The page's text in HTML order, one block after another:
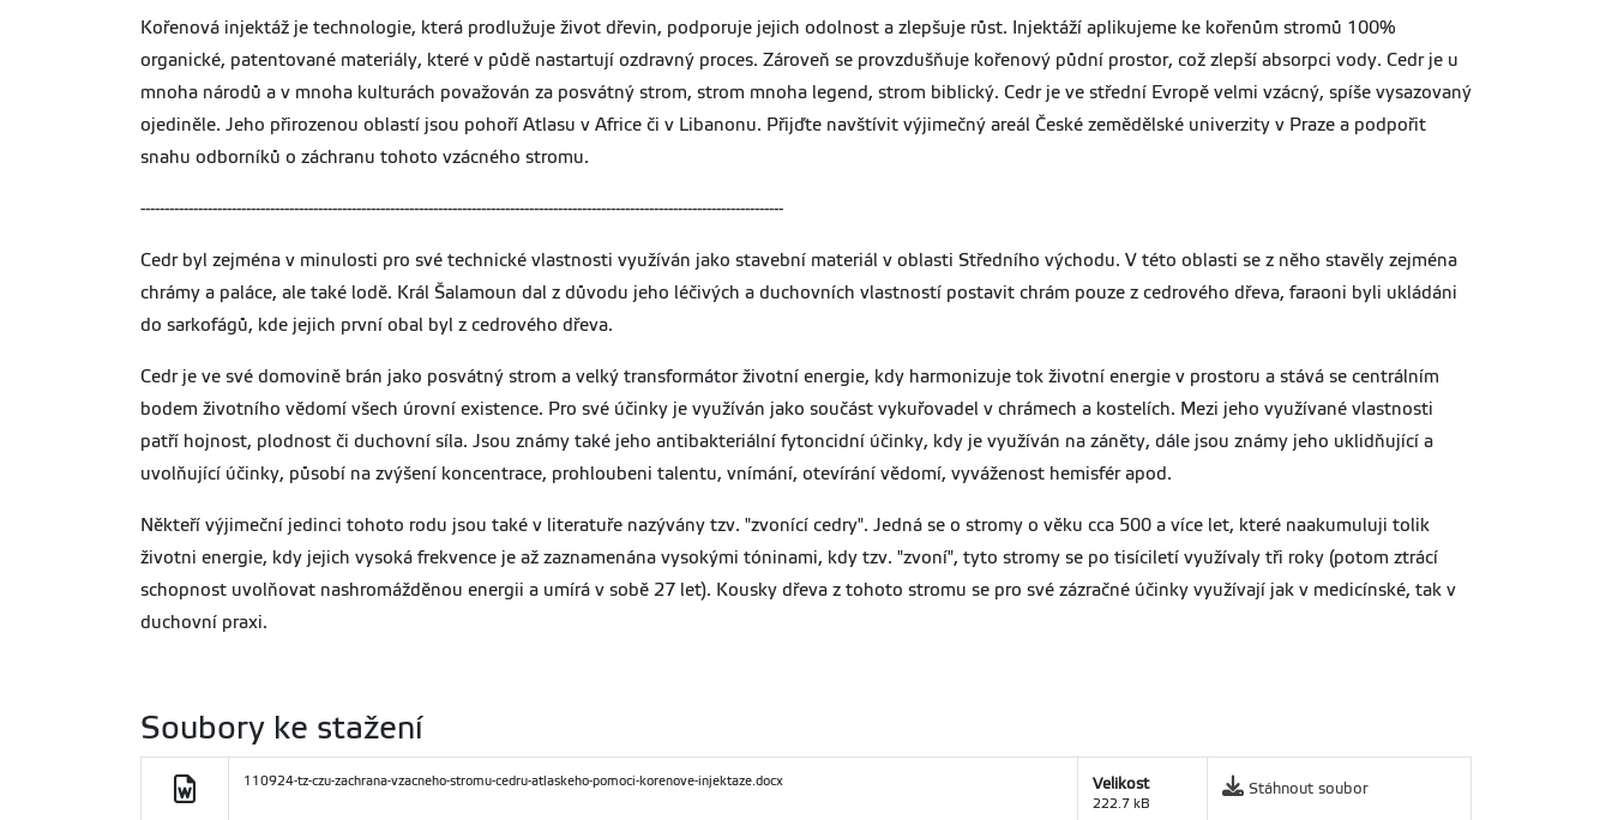
Kořenová injektáž je technologie, která prodlužuje život dřevin, podporuje jejich odolnost a zlepšuje růst. Injektáží aplikujeme ke kořenům stromů 100%
organické, patentované materiály, které v půdě nastartují ozdravný proces. Zároveň se provzdušňuje kořenový půdní prostor, což zlepší absorpci vody. Cedr je u
mnoha národů a v mnoha kulturách považován za posvátný strom, strom mnoha legend, strom biblický. Cedr je ve střední Evropě velmi vzácný, spíše vysazovaný
ojediněle. Jeho přirozenou oblastí jsou pohoří Atlasu v Africe či v Libanonu. Přijďte navštívit výjimečný areál České zemědělské univerzity v Praze a podpořit
snahu odborníků o záchranu tohoto vzácného stromu.
--------------------------------------------------------------------------------------------------------------------------------------
Cedr byl zejména v minulosti pro své technické vlastnosti využíván jako stavební materiál v oblasti Středního východu. V této oblasti se z něho stavěly zejména
chrámy a paláce, ale také lodě. Král Šalamoun dal z důvodu jeho léčivých a duchovních vlastností postavit chrám pouze z cedrového dřeva, faraoni byli ukládáni
do sarkofágů, kde jejich první obal byl z cedrového dřeva.
Cedr je ve své domovině brán jako posvátný strom a velký transformátor životní energie, kdy harmonizuje tok životní energie v prostoru a stává se centrálním
bodem životního vědomí všech úrovní existence. Pro své účinky je využíván jako součást vykuřovadel v chrámech a kostelích. Mezi jeho využívané vlastnosti
patří hojnost, plodnost či duchovní síla. Jsou známy také jeho antibakteriální fytoncidní účinky, kdy je využíván na záněty, dále jsou známy jeho uklidňující a
uvolňující účinky, působí na zvýšení koncentrace, prohloubeni talentu, vnímání, otevírání vědomí, vyváženost hemisfér apod.
Někteří výjimeční jedinci tohoto rodu jsou také v literatuře nazývány tzv. "zvonící cedry". Jedná se o stromy o věku cca 500 a více let, které naakumuluji tolik
životni energie, kdy jejich vysoká frekvence je až zaznamenána vysokými tóninami, kdy tzv. "zvoní", tyto stromy se po tisíciletí využívaly tři roky (potom ztrácí
schopnost uvolňovat nashromážděnou energii a umírá v sobě 27 let). Kousky dřeva z tohoto stromu se pro své zázračné účinky využívají jak v medicínské, tak v
duchovní praxi.
Soubory ke stažení
110924-tz-czu-zachrana-vzacneho-stromu-cedru-atlaskeho-pomoci-korenove-injektaze.docx Velikost
222.7 kB
Stáhnout soubor